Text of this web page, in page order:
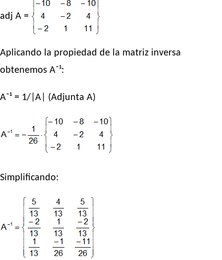
adj A =
Aplicando la propiedad de la matriz inversa
obtenemos A⁻¹:
A⁻¹ = 1/|A| (Adjunta A)
Simplificando: